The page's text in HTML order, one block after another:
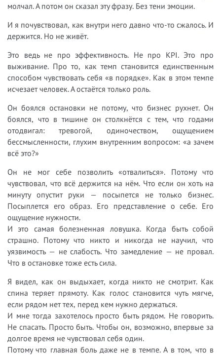
молчал. А потом он сказал эту фразу. Без тени эмоции.
И я почувствовал, как внутри него давно что-то сжалось. И
держится. Но не живёт.
Это ведь не про эффективность. Не про KPI. Это про
выживание. Про то, как темп становится единственным
способом чувствовать себя «в порядке». Как в этом темпе
исчезает человек. А остаётся только роль.
Он боялся остановки не потому, что бизнес рухнет. Он
боялся, что в тишине он столкнётся с тем, что годами
отодвигал: тревогой, одиночеством, ощущением
бессмысленности, глухим внутренним вопросом: «а зачем
всё это?»
Он не мог себе позволить «отвалиться». Потому что
чувствовал, что всё держится на нём. Что если он хоть на
минуту опустит руки — посыпется не только бизнес.
Посыплется его образ. Его представление о себе. Его
ощущение нужности.
И это самая болезненная ловушка. Когда быть собой
страшно. Потому что никто и никогда не научил, что
уязвимость — не слабость. Что замедление — не провал.
Что в остановке тоже есть сила.
Я видел, как он выдыхает, когда никто не смотрит. Как
спина теряет прямоту. Как голос становится чуть мягче,
если рядом нет тех, перед кем нужно держаться.
И мне тогда захотелось просто быть рядом. Не говорить.
Не спасать. Просто быть. Чтобы он, возможно, впервые за
долгое время не чувствовал себя один.
Потому что главная боль даже не в темпе. А в том, что в